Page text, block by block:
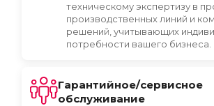
техническому экспертизу в
производственных линий и
решений, учитывающих
потребности вашего бизнеса.
Гарантийное/сервисное
обслуживание